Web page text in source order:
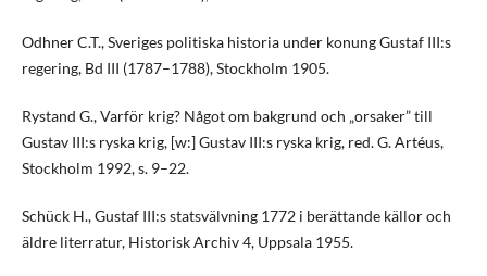
Odhner C.T., Sveriges politiska historia under konung Gustaf III:s
regering, Bd III (1787–1788), Stockholm 1905.
Rystand G., Varför krig? Något om bakgrund och „orsaker” till
Gustav III:s ryska krig, [w:] Gustav III:s ryska krig, red. G. Artéus,
Stockholm 1992, s. 9–22.
Schück H., Gustaf III:s statsvälvning 1772 i berättande källor och
äldre literratur, Historisk Archiv 4, Uppsala 1955.